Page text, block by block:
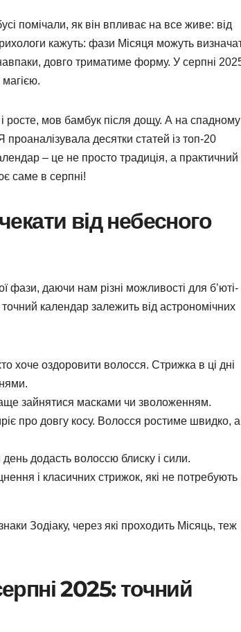
помічали, як він впливає на все живе: від
кажуть: фази Місяця можуть
довго триматиме форму. У серпні
росте, мов бамбук після дощу. А на
десятки статей із топ-20
– це не просто традиція, а практичний
саме в серпні!
від небесного
фази, даючи нам різні можливості для б’юті-
календар залежить від астрономічних
хоче оздоровити волосся. Стрижка в ці дні
зайнятися масками чи зволоженням.
про довгу косу. Волосся ростиме швидко, а
день додасть волоссю блиску і сили.
і класичних стрижок, які не потребують
Зодіаку, через які проходить Місяць, теж
2025: точний